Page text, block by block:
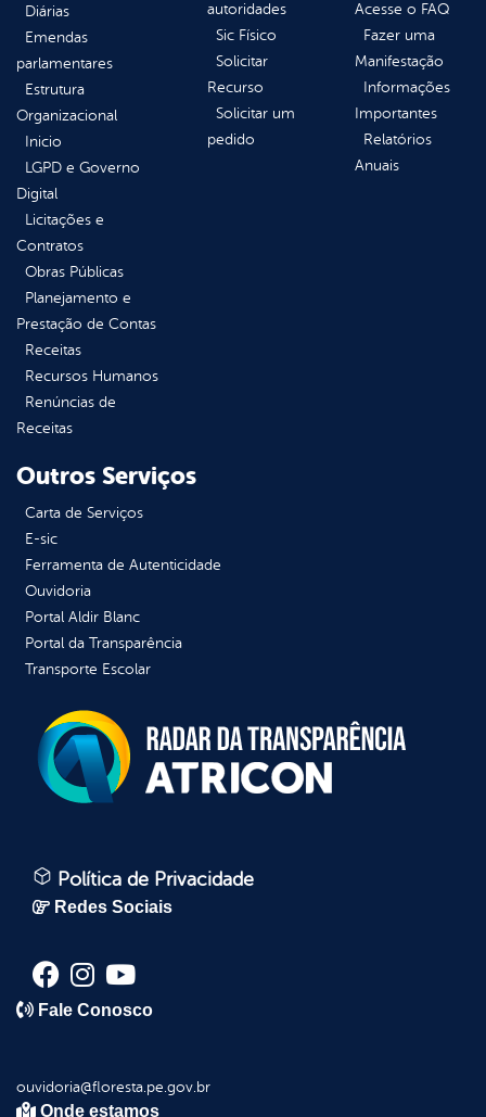
Diárias
Emendas
parlamentares
Estrutura
Organizacional
Inicio
LGPD e Governo
Digital
Licitações e
Contratos
Obras Públicas
Planejamento e
Prestação de Contas
Receitas
Recursos Humanos
Renúncias de
Receitas
autoridades
Sic Físico
Solicitar
Recurso
Solicitar um
pedido
Acesse o FAQ
Fazer uma
Manifestação
Informações
Importantes
Relatórios
Anuais
Outros Serviços
Carta de Serviços
E-sic
Ferramenta de Autenticidade
Ouvidoria
Portal Aldir Blanc
Portal da Transparência
Transporte Escolar
Política de Privacidade
Redes Sociais
Fale Conosco
ouvidoria@floresta.pe.gov.br
Onde estamos